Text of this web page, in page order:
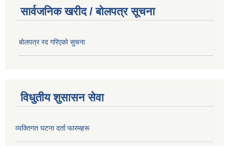
सार्वजनिक खरीद / बोलपत्र सूचना
बोलपत्र रद गरिएको सुचना
विधुतीय शुसासन सेवा
व्यक्तिगत घटना दर्ता फारमहरू